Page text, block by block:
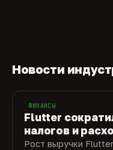
Новости
ФИНАНСЫ
Flutter
налогов и
Рост выручки